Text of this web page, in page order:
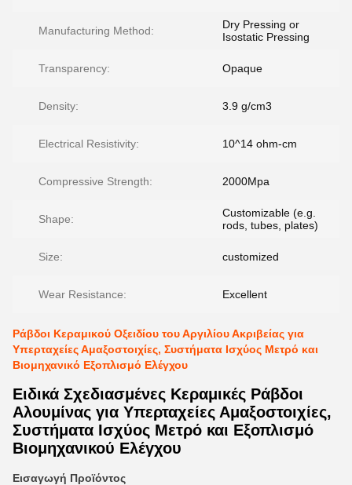
Manufacturing Method:
Dry Pressing or
Isostatic Pressing
Transparency: Opaque
Density: 3.9 g/cm3
Electrical Resistivity: 10^14 ohm-cm
Compressive Strength: 2000Mpa
Shape:
Customizable (e.g.
rods, tubes, plates)
Size: customized
Wear Resistance: Excellent
Ράβδοι Κεραμικού Οξειδίου του Αργιλίου Ακριβείας για
Υπερταχείες Αμαξοστοιχίες, Συστήματα Ισχύος Μετρό και
Βιομηχανικό Εξοπλισμό Ελέγχου
Ειδικά Σχεδιασμένες Κεραμικές Ράβδοι
Αλουμίνας για Υπερταχείες Αμαξοστοιχίες,
Συστήματα Ισχύος Μετρό και Εξοπλισμό
Βιομηχανικού Ελέγχου
Εισαγωγή Προϊόντος